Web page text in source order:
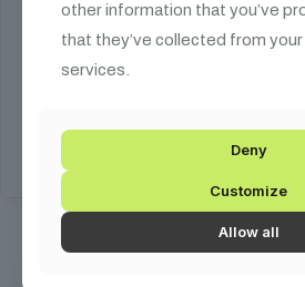
Kosárba teszem
other information that you’ve
that they’ve collected from
services.
Deny
Customize
Allow all